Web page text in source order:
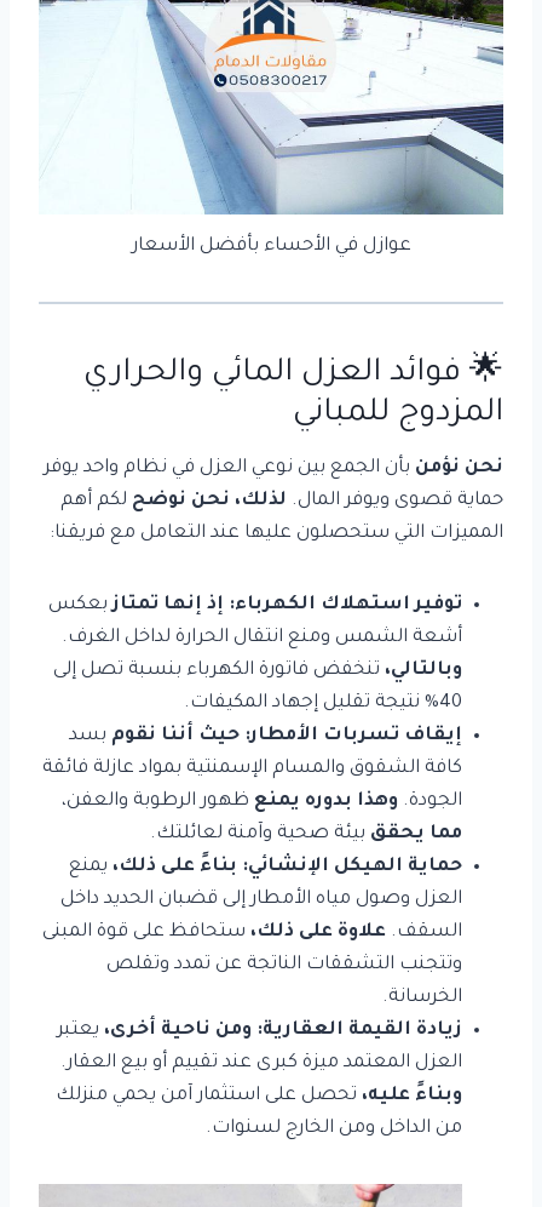
عوازل في الأحساء بأفضل الأسعار
🌟 فوائد العزل المائي والحراري
المزدوج للمباني
نحن نؤمن بأن الجمع بين نوعي العزل في نظام واحد يوفر
حماية قصوى ويوفر المال. لذلك، نحن نوضح لكم أهم
المميزات التي ستحصلون عليها عند التعامل مع فريقنا:
توفير استهلاك الكهرباء: إذ إنها تمتازبعكس
أشعة الشمس ومنع انتقال الحرارة لداخل الغرف.
وبالتالي، تنخفض فاتورة الكهرباء بنسبة تصل إلى
40% نتيجة تقليل إجهاد المكيفات.
إيقاف تسربات الأمطار: حيث أننا نقوم بسد
كافة الشقوق والمسام الإسمنتية بمواد عازلة فائقة
الجودة. وهذا بدوره يمنع ظهور الرطوبة والعفن،
مما يحقق بيئة صحية وآمنة لعائلتك.
حماية الهيكل الإنشائي: بناءً على ذلك، يمنع
العزل وصول مياه الأمطار إلى قضبان الحديد داخل
السقف. علاوة على ذلك، ستحافظ على قوة المبنى
وتتجنب التشققات الناتجة عن تمدد وتقلص
الخرسانة.
زيادة القيمة العقارية: ومن ناحية أخرى، يعتبر
العزل المعتمد ميزة كبرى عند تقييم أو بيع العقار.
وبناءً عليه، تحصل على استثمار آمن يحمي منزلك
من الداخل ومن الخارج لسنوات.